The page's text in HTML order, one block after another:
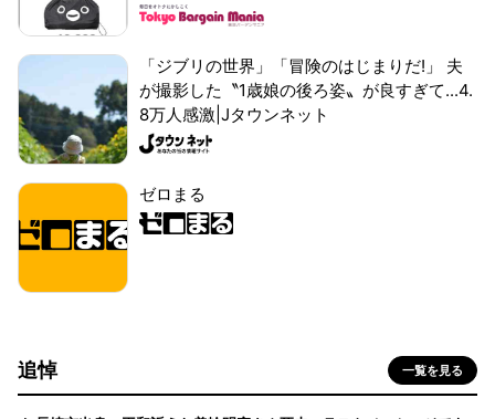
「ジブリの世界」「冒険のはじまりだ!」 夫
が撮影した〝1歳娘の後ろ姿〟が良すぎて...4.
8万人感激|Jタウンネット
ゼロまる
追悼 一覧を見る